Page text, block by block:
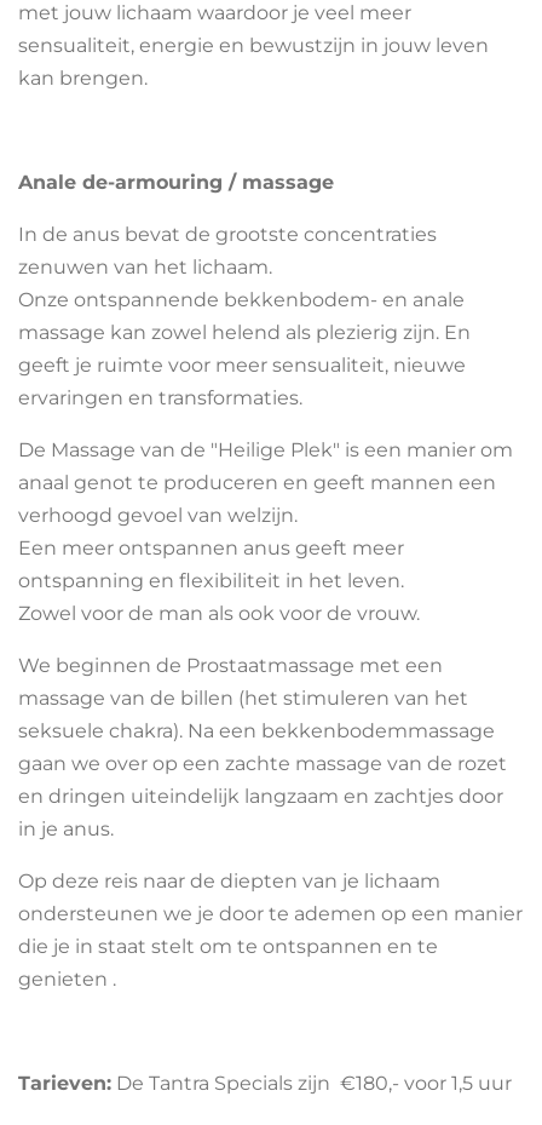
met jouw lichaam waardoor je veel meer
sensualiteit, energie en bewustzijn in jouw leven
kan brengen.
Anale de-armouring / massage
In de anus bevat de grootste concentraties
zenuwen van het lichaam.
Onze ontspannende bekkenbodem- en anale
massage kan zowel helend als plezierig zijn. En
geeft je ruimte voor meer sensualiteit, nieuwe
ervaringen en transformaties.
De Massage van de "Heilige Plek" is een manier om
anaal genot te produceren en geeft mannen een
verhoogd gevoel van welzijn.
Een meer ontspannen anus geeft meer
ontspanning en flexibiliteit in het leven.
Zowel voor de man als ook voor de vrouw.
We beginnen de Prostaatmassage met een
massage van de billen (het stimuleren van het
seksuele chakra). Na een bekkenbodemmassage
gaan we over op een zachte massage van de rozet
en dringen uiteindelijk langzaam en zachtjes door
in je anus.
Op deze reis naar de diepten van je lichaam
ondersteunen we je door te ademen op een manier
die je in staat stelt om te ontspannen en te
genieten .
Tarieven: De Tantra Specials zijn €180,- voor 1,5 uur